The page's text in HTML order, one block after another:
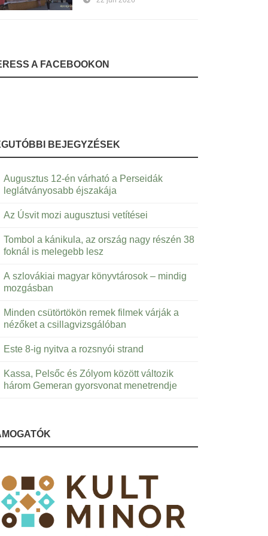
A FACEBOOKON
BEJEGYZÉSEK
Augusztus 12-én várható a Perseidák
leglátványosabb éjszakája
Az Úsvit mozi augusztusi vetítései
Tombol a kánikula, az ország nagy részén 38
foknál is melegebb lesz
A szlovákiai magyar könyvtárosok – mindig
mozgásban
Minden csütörtökön remek filmek várják a
nézőket a csillagvizsgálóban
Este 8-ig nyitva a rozsnyói strand
Kassa, Pelsőc és Zólyom között változik
három Gemeran gyorsvonat menetrendje